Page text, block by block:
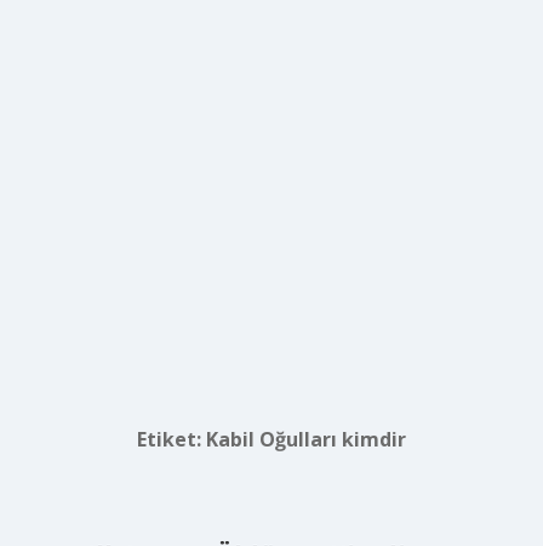
Etiket: Kabil Oğulları kimdir